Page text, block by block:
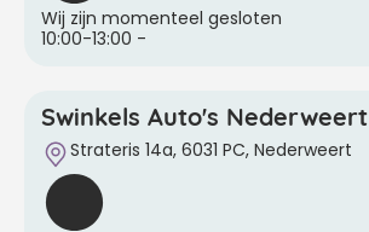
Wij zijn momenteel gesloten
10:00-13:00 -
Swinkels Auto's Nederweert
Strateris 14a, 6031 PC, Nederweert